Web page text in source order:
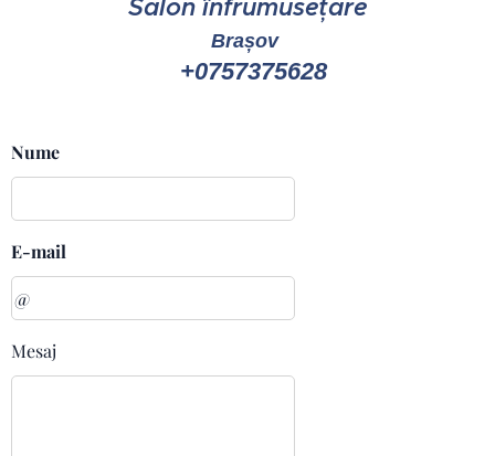
Salon înfrumusețare
Brașov
+0757375628
Nume
E-mail
Mesaj